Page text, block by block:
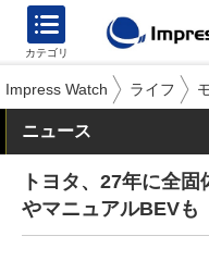
カテゴリ
Impress Watch ライフ
ニュース
トヨタ、27年に全
やマニュアルBEVも